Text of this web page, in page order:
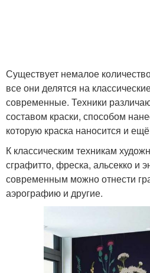
Существует немалое
все они делятся на
современные. Техники
составом краски, способом
которую краска наносится и
К классическим техникам
сграфитто, фреска, альсекко и
современным можно отнести
аэрографию и другие.